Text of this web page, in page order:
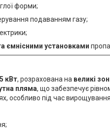
форми;
подаванням газу;
ємнісними установками
кВт, розрахована на великі
пляма, що забезпечує
особливо під час вирощування